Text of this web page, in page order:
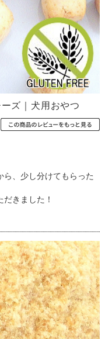
ズ｜犬用おやつ
、少し分けてもらった
きました！